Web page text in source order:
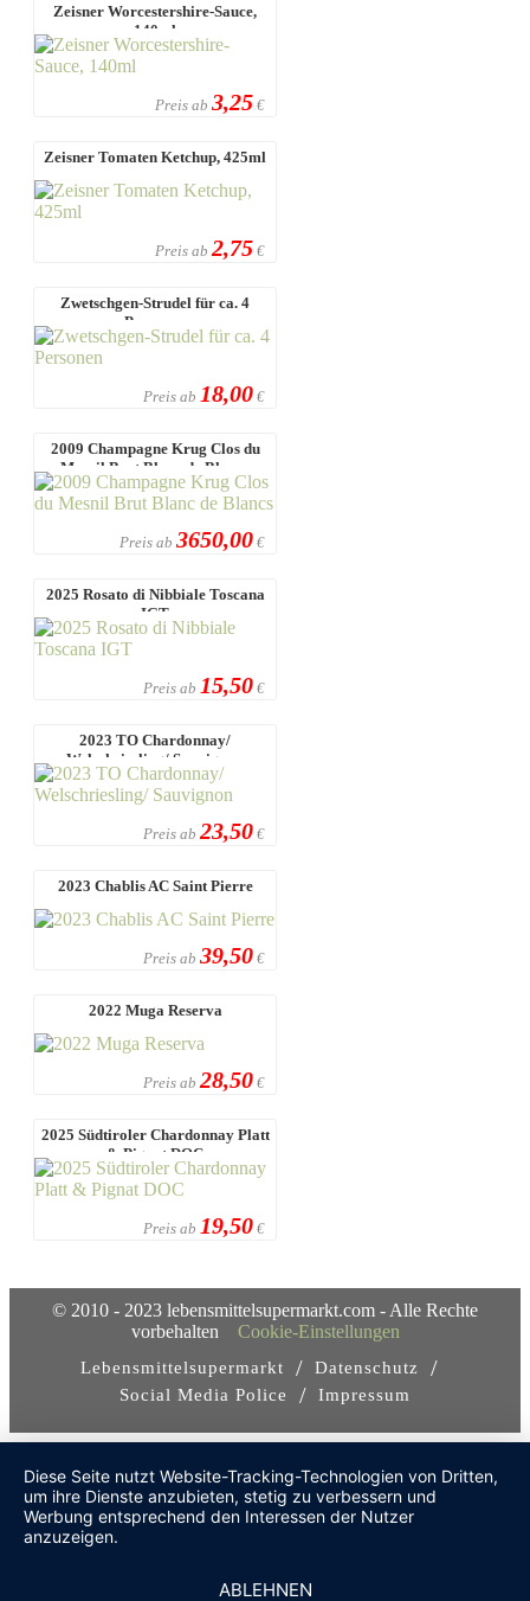
Zeisner Worcestershire-Sauce,
140ml
Preis ab 3,25 €
Zeisner Tomaten Ketchup, 425ml
Preis ab 2,75 €
Zwetschgen-Strudel für ca. 4
Personen
Preis ab 18,00 €
2009 Champagne Krug Clos du
Mesnil Brut Blanc de Blancs
Preis ab 3650,00 €
2025 Rosato di Nibbiale Toscana
IGT
Preis ab 15,50 €
2023 TO Chardonnay/
Welschriesling/ Sauvignon
Preis ab 23,50 €
2023 Chablis AC Saint Pierre
Preis ab 39,50 €
2022 Muga Reserva
Preis ab 28,50 €
2025 Südtiroler Chardonnay Platt
& Pignat DOC
Preis ab 19,50 €
© 2010 - 2023 lebensmittelsupermarkt.com - Alle Rechte
vorbehalten Cookie-Einstellungen
Lebensmittelsupermarkt / Datenschutz /
Social Media Police / Impressum
Diese Seite nutzt Website-Tracking-Technologien von Dritten,
um ihre Dienste anzubieten, stetig zu verbessern und
Werbung entsprechend den Interessen der Nutzer
anzuzeigen.
ABLEHNEN